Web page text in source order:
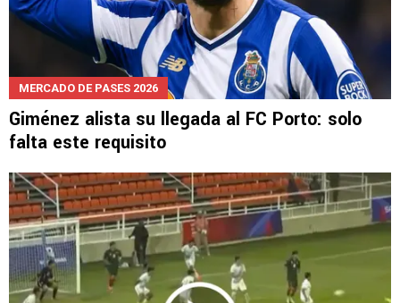
MERCADO DE PASES 2026
Giménez alista su llegada al FC Porto: solo
falta este requisito